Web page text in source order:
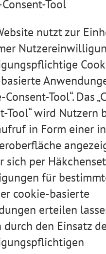
Tool
nutzt zur
Consent-Tool“. Das
Tool“ wird Nutzern
in Form einer
sich per
für
cookie-basierte
erteilen
den Einsatz